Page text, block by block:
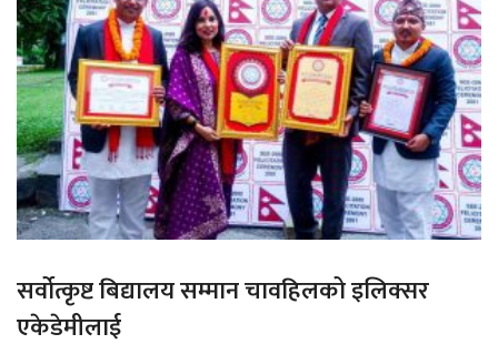
सर्वोत्कृष्ट बिद्यालय सम्मान चावहिलको इलिक्सर
एकेडेमीलाई